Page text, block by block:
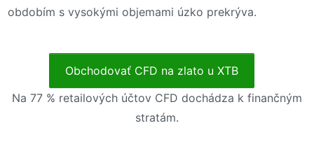
obdobím s vysokými objemami úzko prekrýva.
Obchodovať CFD na zlato u XTB
Na 77 % retailových účtov CFD dochádza k finančným
stratám.